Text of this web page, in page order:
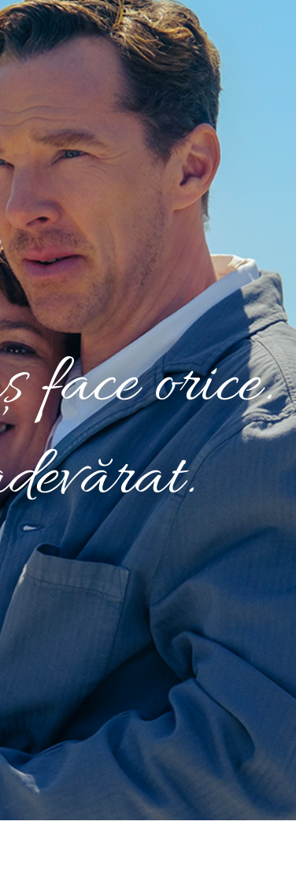
face orice.